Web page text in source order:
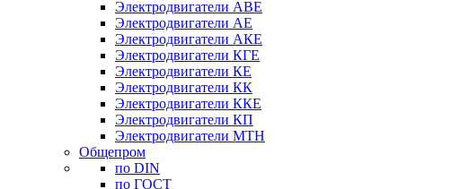
Электродвигатели АВЕ
Электродвигатели АЕ
Электродвигатели АКЕ
Электродвигатели КГЕ
Электродвигатели КЕ
Электродвигатели КК
Электродвигатели ККЕ
Электродвигатели КП
Электродвигатели МТН
Общепром
по DIN
по ГОСТ